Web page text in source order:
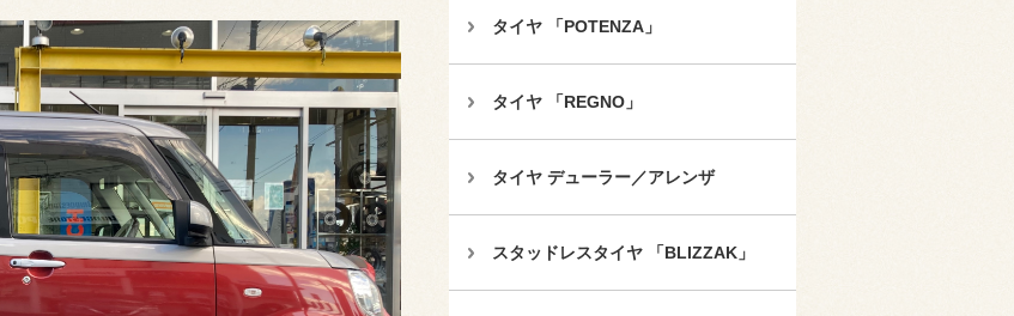
タイヤ 「POTENZA」
タイヤ 「REGNO」
タイヤ デューラー／アレンザ
スタッドレスタイヤ 「BLIZZAK」